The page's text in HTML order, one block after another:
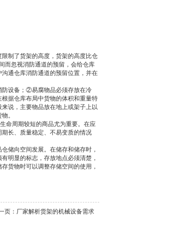
制了货架的高度，货架的高度比仓
而忽视消防通道的预留，会给仓库
通仓库消防通道的预留位置，并在
设备；②易腐物品必须存放在冷
据仓库布局中货物的体积和重量特
说，主要物品放在地上或架子上以
。
命周期较短的商品尤为重要。在应
长、质量稳定、不易变质的情况
储向空间发展。在储存和储存时，
明显的标志，存放地点必须清楚，
货物时可以调整存储空间的使用，
页： 厂家解析货架的机械设备需求